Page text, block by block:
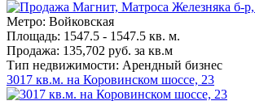
Метро: Войковская
Площадь: 1547.5 - 1547.5 кв. м.
Продажа: 135,702 руб. за кв.м
Тип недвижимости: Арендный бизнес
3017 кв.м. на Коровинском шоссе, 23